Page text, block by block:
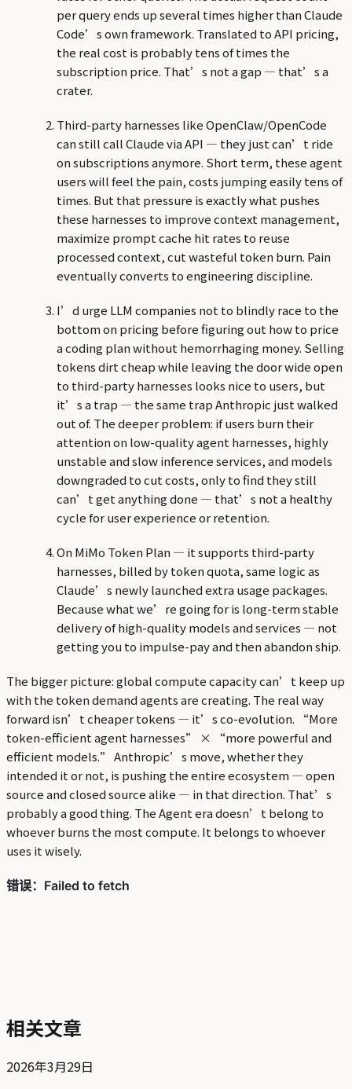
per query ends up several times higher than Claude
Code’s own framework. Translated to API pricing,
the real cost is probably tens of times the
subscription price. That’s not a gap — that’s a
crater.
Third-party harnesses like OpenClaw/OpenCode
can still call Claude via API — they just can’t ride
on subscriptions anymore. Short term, these agent
users will feel the pain, costs jumping easily tens of
times. But that pressure is exactly what pushes
these harnesses to improve context management,
maximize prompt cache hit rates to reuse
processed context, cut wasteful token burn. Pain
eventually converts to engineering discipline.
I’d urge LLM companies not to blindly race to the
bottom on pricing before figuring out how to price
a coding plan without hemorrhaging money. Selling
tokens dirt cheap while leaving the door wide open
to third-party harnesses looks nice to users, but
it’s a trap — the same trap Anthropic just walked
out of. The deeper problem: if users burn their
attention on low-quality agent harnesses, highly
unstable and slow inference services, and models
downgraded to cut costs, only to find they still
can’t get anything done — that’s not a healthy
cycle for user experience or retention.
On MiMo Token Plan — it supports third-party
harnesses, billed by token quota, same logic as
Claude’s newly launched extra usage packages.
Because what we’re going for is long-term stable
delivery of high-quality models and services — not
getting you to impulse-pay and then abandon ship.
The bigger picture: global compute capacity can’t keep up
with the token demand agents are creating. The real way
forward isn’t cheaper tokens — it’s co-evolution. “More
token-efficient agent harnesses” × “more powerful and
efficient models.” Anthropic’s move, whether they
intended it or not, is pushing the entire ecosystem — open
source and closed source alike — in that direction. That’s
probably a good thing. The Agent era doesn’t belong to
whoever burns the most compute. It belongs to whoever
uses it wisely.
相关文章
2026年3月29日